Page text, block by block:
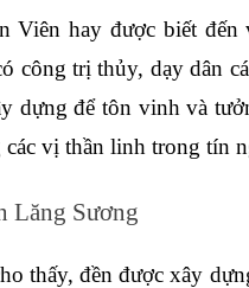
Viên hay được biết
công trị thủy, dạy dân
dựng để tôn vinh và
vị thần linh trong tín
Lăng Sương
thấy, đền được xây